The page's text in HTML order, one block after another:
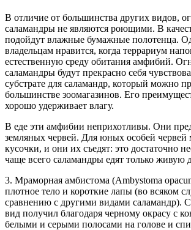
В отличие от большинства других видов,
саламандры не являются роющими. В
подойдут влажные бумажные полотенца.
владельцам нравится, когда террариум
естественную среду обитания амфибий.
саламандры будут прекрасно себя
субстрате для саламандр, который можно
большинстве зоомагазинов. Его
хорошо удерживает влагу.
В еде эти амфибии неприхотливы. Они
земляных червей. Для юных особей червей
кусочки, и они их съедят: это достаточно
чаще всего саламандры едят только живую
3. Мраморная амбистома (Ambystoma
плотное тело и короткие лапы (во всяком
сравнению с другими видами саламандр).
вид получил благодаря черному окрасу с
белыми и серыми полосами на голове и